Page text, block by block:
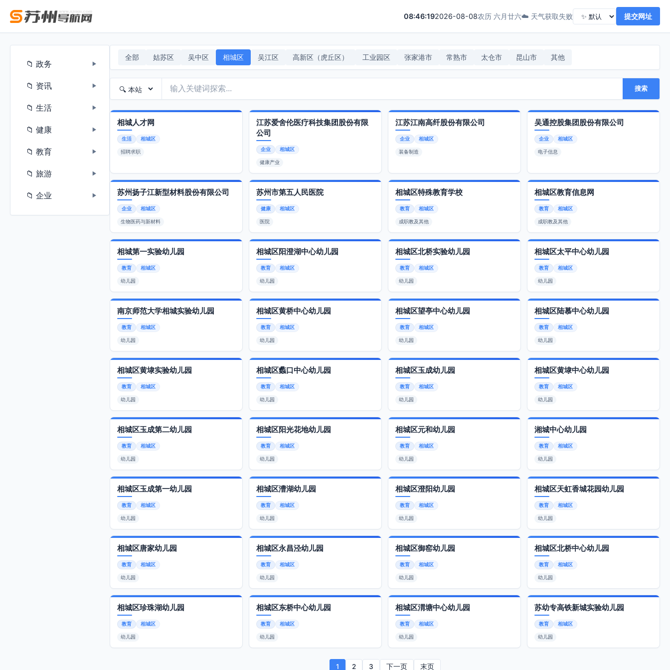
08:46:192026-08-08农历 六月廿六☁️ 天气获取失败 提交网址
📁 政务 ▶
📁 资讯 ▶
📁 生活 ▶
📁 健康 ▶
📁 教育 ▶
📁 旅游 ▶
📁 企业 ▶
全部 姑苏区 吴中区 相城区 吴江区 高新区（虎丘区） 工业园区 张家港市 常熟市 太仓市 昆山市 其他
搜索
相城人才网
生活 相城区
招聘求职
江苏爱舍伦医疗科技集团股份有限
公司
企业 相城区
健康产业
江苏江南高纤股份有限公司
企业 相城区
装备制造
吴通控股集团股份有限公司
企业 相城区
电子信息
苏州扬子江新型材料股份有限公司
企业 相城区
生物医药与新材料
苏州市第五人民医院
健康 相城区
医院
相城区特殊教育学校
教育 相城区
成职教及其他
相城区教育信息网
教育 相城区
成职教及其他
相城第一实验幼儿园
教育 相城区
幼儿园
相城区阳澄湖中心幼儿园
教育 相城区
幼儿园
相城区北桥实验幼儿园
教育 相城区
幼儿园
相城区太平中心幼儿园
教育 相城区
幼儿园
南京师范大学相城实验幼儿园
教育 相城区
幼儿园
相城区黄桥中心幼儿园
教育 相城区
幼儿园
相城区望亭中心幼儿园
教育 相城区
幼儿园
相城区陆慕中心幼儿园
教育 相城区
幼儿园
相城区黄埭实验幼儿园
教育 相城区
幼儿园
相城区蠡口中心幼儿园
教育 相城区
幼儿园
相城区玉成幼儿园
教育 相城区
幼儿园
相城区黄埭中心幼儿园
教育 相城区
幼儿园
相城区玉成第二幼儿园
教育 相城区
幼儿园
相城区阳光花地幼儿园
教育 相城区
幼儿园
相城区元和幼儿园
教育 相城区
幼儿园
湘城中心幼儿园
教育 相城区
幼儿园
相城区玉成第一幼儿园
教育 相城区
幼儿园
相城区漕湖幼儿园
教育 相城区
幼儿园
相城区澄阳幼儿园
教育 相城区
幼儿园
相城区天虹香城花园幼儿园
教育 相城区
幼儿园
相城区唐家幼儿园
教育 相城区
幼儿园
相城区永昌泾幼儿园
教育 相城区
幼儿园
相城区御窑幼儿园
教育 相城区
幼儿园
相城区北桥中心幼儿园
教育 相城区
幼儿园
相城区珍珠湖幼儿园
教育 相城区
幼儿园
相城区东桥中心幼儿园
教育 相城区
幼儿园
相城区渭塘中心幼儿园
教育 相城区
幼儿园
苏幼专高铁新城实验幼儿园
教育 相城区
幼儿园
1 2 3 下一页 末页